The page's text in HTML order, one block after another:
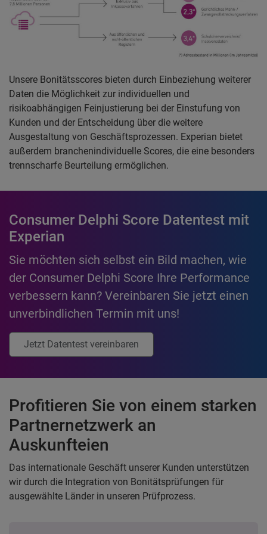
Unsere Bonitätsscores bieten durch Einbeziehung weiterer
Daten die Möglichkeit zur individuellen und
risikoabhängigen Feinjustierung bei der Einstufung von
Kunden und der Entscheidung über die weitere
Ausgestaltung von Geschäftsprozessen. Experian bietet
außerdem branchenindividuelle Scores, die eine besonders
trennscharfe Beurteilung ermöglichen.
Consumer Delphi Score Datentest mit
Experian
Sie möchten sich selbst ein Bild machen, wie
der Consumer Delphi Score Ihre Performance
verbessern kann? Vereinbaren Sie jetzt einen
unverbindlichen Termin mit uns!
Jetzt Datentest vereinbaren
Profitieren Sie von einem starken
Partnernetzwerk an
Auskunfteien
Das internationale Geschäft unserer Kunden unterstützen
wir durch die Integration von Bonitätsprüfungen für
ausgewählte Länder in unseren Prüfprozess.